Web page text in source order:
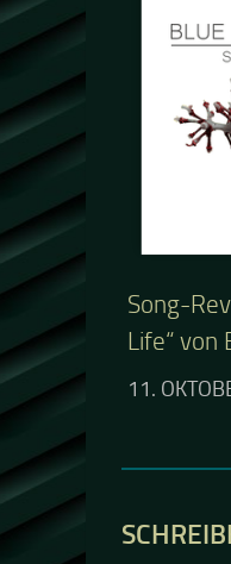
Song-
Life“ von
11.